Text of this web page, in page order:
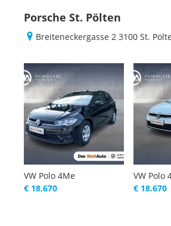
Porsche St. Pölten
Breiteneckergasse 2 3100 St.
VW Polo 4Me
€ 18.670
VW Polo
€ 18.670